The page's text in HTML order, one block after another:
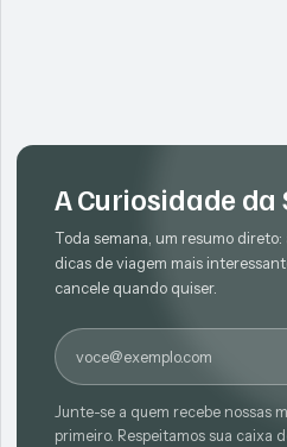
A Curiosidade da
Toda semana, um resumo direto:
dicas de viagem mais
cancele quando quiser.
E-mail
Junte-se a quem recebe nossas
primeiro. Respeitamos sua caixa